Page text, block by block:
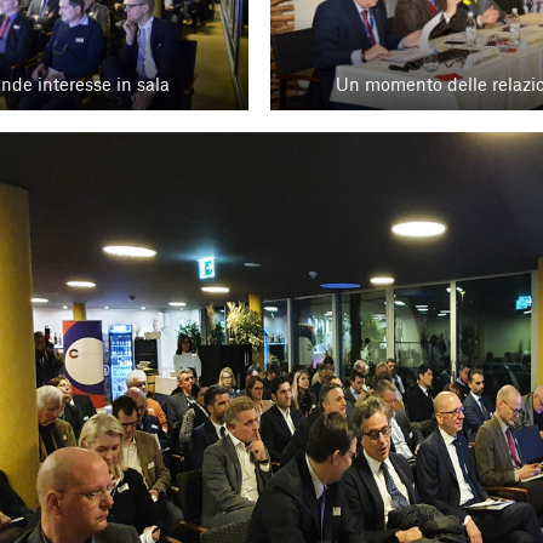
interesse in sala Un momento delle